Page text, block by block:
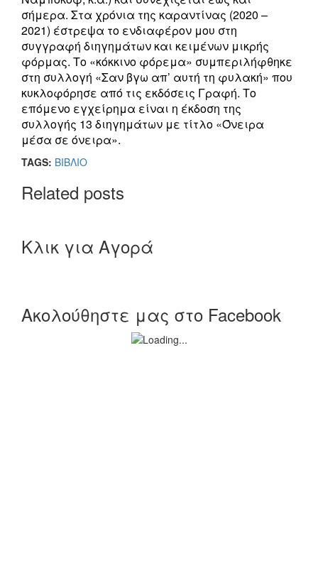
σήμερα. Στα χρόνια της καραντίνας (2020 –
2021) έστρεψα το ενδιαφέρον μου στη
συγγραφή διηγημάτων και κειμένων μικρής
φόρμας. Το «κόκκινο φόρεμα» συμπεριλήφθηκε
στη συλλογή «Σαν βγω απ’ αυτή τη φυλακή» που
κυκλοφόρησε από τις εκδόσεις Γραφή. Το
επόμενο εγχείρημα είναι η έκδοση της
συλλογής 13 διηγημάτων με τίτλο «Όνειρα
μέσα σε όνειρα».
TAGS: ΒΙΒΛΙΟ
Related posts
Κλικ για Αγορά
Ακολούθηστε μας στο Facebook